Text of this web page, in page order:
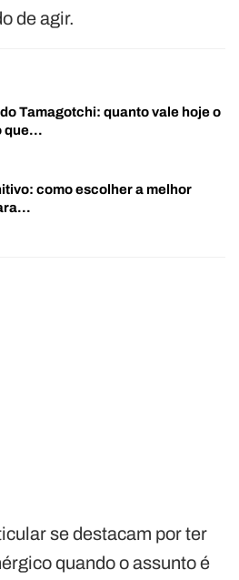
de agir.
Tamagotchi: quanto vale hoje o
que…
como escolher a melhor
se destacam por ter
quando o assunto é